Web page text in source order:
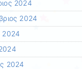
2024
2024
2024
2024